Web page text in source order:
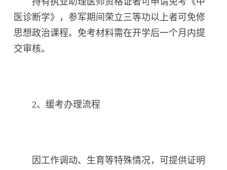
医诊断学》，参军期间荣立三等功以上者可免修
思想政治课程。免考材料需在开学后一个月内提
交审核。
2、缓考办理流程
因工作调动、生育等特殊情况，可提供证明